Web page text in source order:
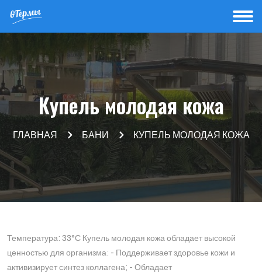
Купель молодая кожа
ГЛАВНАЯ БАНИ КУПЕЛЬ МОЛОДАЯ КОЖА
Температура: 33°С Купель молодая кожа обладает высокой
ценностью для организма: - Поддерживает здоровье кожи и
активизирует синтез коллагена; - Обладает